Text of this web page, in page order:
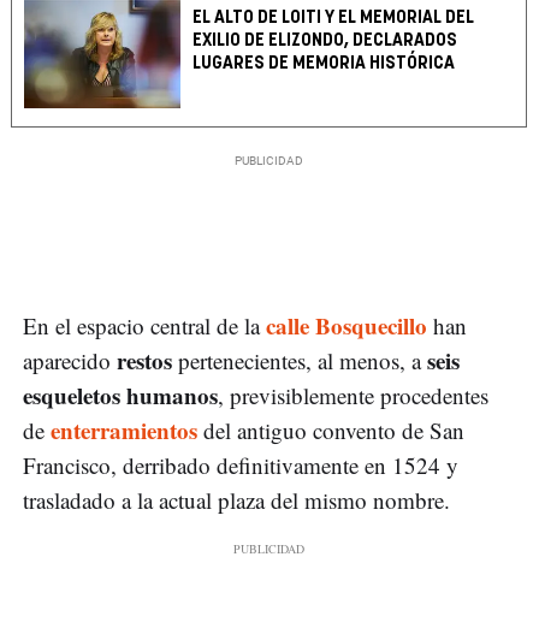
EL ALTO DE LOITI Y EL MEMORIAL DEL
EXILIO DE ELIZONDO, DECLARADOS
LUGARES DE MEMORIA HISTÓRICA
En el espacio central de lacalle Bosquecillo han
aparecido restos pertenecientes, al menos, aseis
esqueletos humanos, previsiblemente procedentes
de enterramientos del antiguo convento de San
Francisco, derribado definitivamente en 1524 y
trasladado a la actual plaza del mismo nombre.